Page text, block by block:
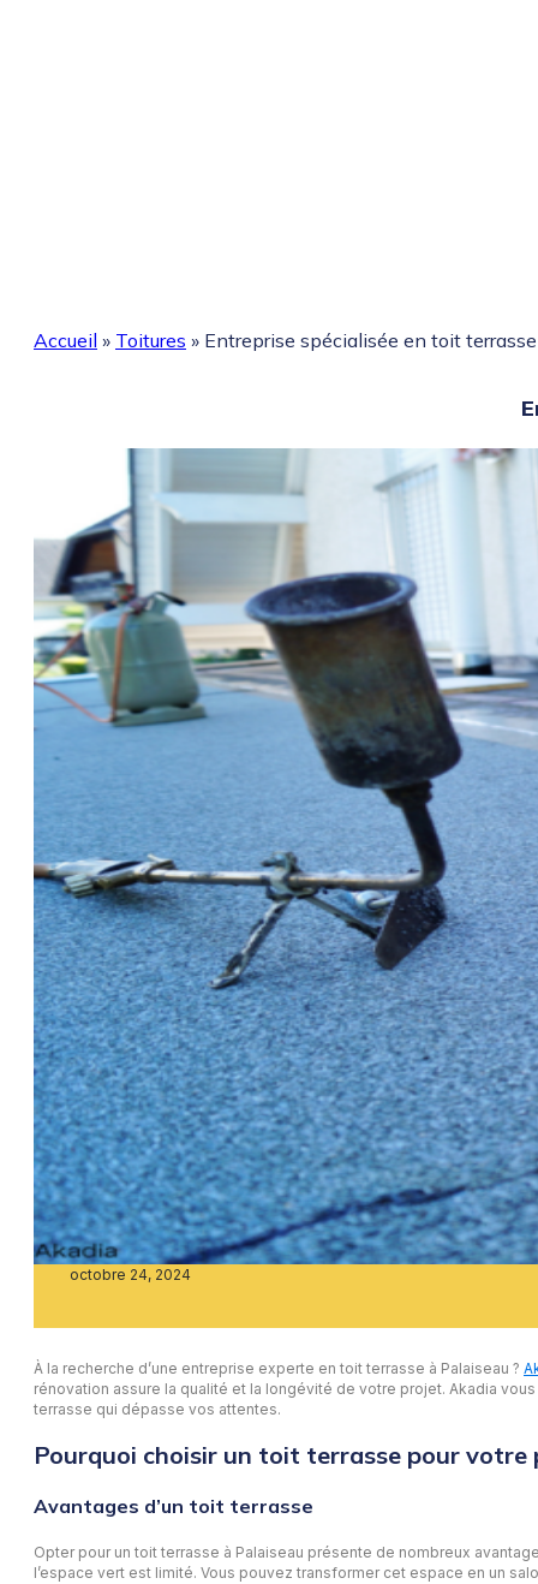
Accueil » Toitures » Entreprise spécialisée en toit
octobre 24, 2024
À la recherche d’une entreprise experte en toit terrasse à Palaiseau ?
rénovation assure la qualité et la longévité de votre projet. Akadia
terrasse qui dépasse vos attentes.
Pourquoi choisir un toit terrasse pour votre
Avantages d’un toit terrasse
Opter pour un toit terrasse à Palaiseau présente de nombreux
l’espace vert est limité. Vous pouvez transformer cet espace en un